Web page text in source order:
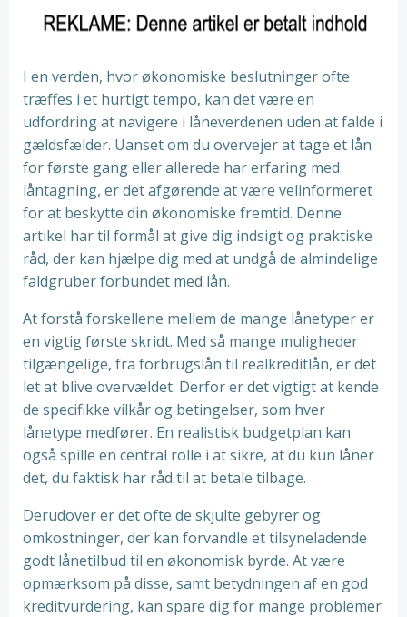
I en verden, hvor økonomiske beslutninger ofte
træffes i et hurtigt tempo, kan det være en
udfordring at navigere i låneverdenen uden at falde i
gældsfælder. Uanset om du overvejer at tage et lån
for første gang eller allerede har erfaring med
låntagning, er det afgørende at være velinformeret
for at beskytte din økonomiske fremtid. Denne
artikel har til formål at give dig indsigt og praktiske
råd, der kan hjælpe dig med at undgå de almindelige
faldgruber forbundet med lån.
At forstå forskellene mellem de mange lånetyper er
en vigtig første skridt. Med så mange muligheder
tilgængelige, fra forbrugslån til realkreditlån, er det
let at blive overvældet. Derfor er det vigtigt at kende
de specifikke vilkår og betingelser, som hver
lånetype medfører. En realistisk budgetplan kan
også spille en central rolle i at sikre, at du kun låner
det, du faktisk har råd til at betale tilbage.
Derudover er det ofte de skjulte gebyrer og
omkostninger, der kan forvandle et tilsyneladende
godt lånetilbud til en økonomisk byrde. At være
opmærksom på disse, samt betydningen af en god
kreditvurdering, kan spare dig for mange problemer